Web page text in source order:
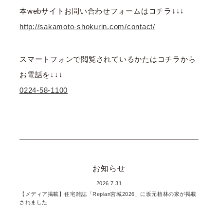
本webサイトお問い合わせフォームはコチラ↓↓↓
http://sakamoto-shokurin.com/contact/
スマートフォンで閲覧されているかたはコチラから
お電話を↓↓↓
0224-58-1100
お知らせ
2026.7.31
【メディア掲載】住宅雑誌「Replan宮城2026」に坂元植林の家が掲載
されました